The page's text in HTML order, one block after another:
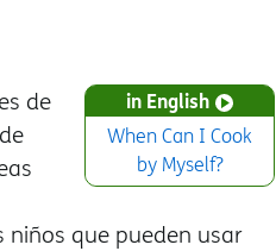
in English
When Can I Cook
by Myself?
de
que pueden usar